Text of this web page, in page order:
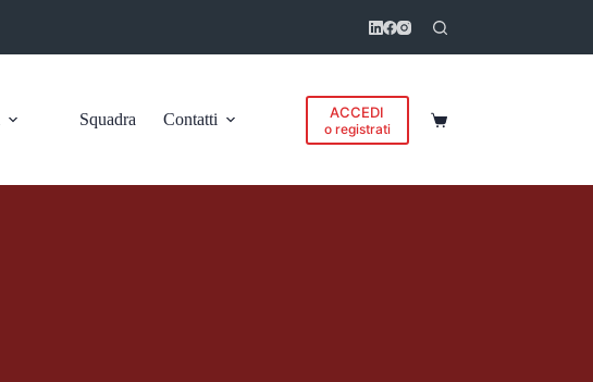
Squadra Contatti ACCEDI
o registrati Carrello